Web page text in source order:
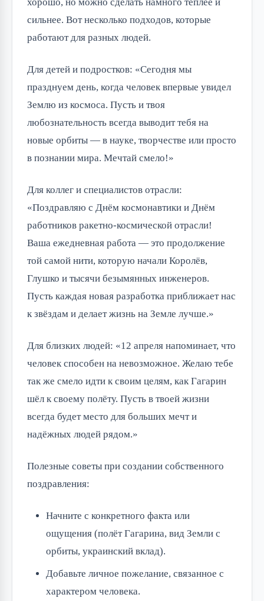
сильнее. Вот несколько подходов, которые
работают для разных людей.
Для детей и подростков: «Сегодня мы
празднуем день, когда человек впервые увидел
Землю из космоса. Пусть и твоя
любознательность всегда выводит тебя на
новые орбиты — в науке, творчестве или просто
в познании мира. Мечтай смело!»
Для коллег и специалистов отрасли:
«Поздравляю с Днём космонавтики и Днём
работников ракетно-космической отрасли!
Ваша ежедневная работа — это продолжение
той самой нити, которую начали Королёв,
Глушко и тысячи безымянных инженеров.
Пусть каждая новая разработка приближает нас
к звёздам и делает жизнь на Земле лучше.»
Для близких людей: «12 апреля напоминает, что
человек способен на невозможное. Желаю тебе
так же смело идти к своим целям, как Гагарин
шёл к своему полёту. Пусть в твоей жизни
всегда будет место для больших мечт и
надёжных людей рядом.»
Полезные советы при создании собственного
поздравления:
Начните с конкретного факта или
ощущения (полёт Гагарина, вид Земли с
орбиты, украинский вклад).
Добавьте личное пожелание, связанное с
характером человека.